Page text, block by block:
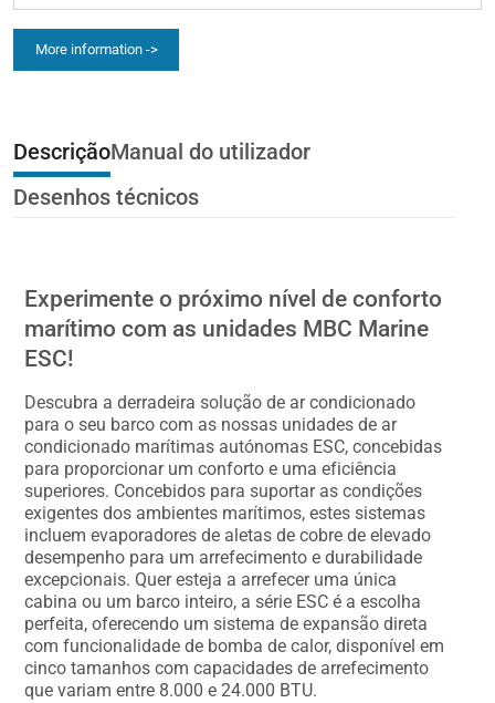
More information ->
DescriçãoManual do utilizador
Desenhos técnicos
Experimente o próximo nível de conforto
marítimo com as unidades MBC Marine
ESC!
Descubra a derradeira solução de ar condicionado
para o seu barco com as nossas unidades de ar
condicionado marítimas autónomas ESC, concebidas
para proporcionar um conforto e uma eficiência
superiores. Concebidos para suportar as condições
exigentes dos ambientes marítimos, estes sistemas
incluem evaporadores de aletas de cobre de elevado
desempenho para um arrefecimento e durabilidade
excepcionais. Quer esteja a arrefecer uma única
cabina ou um barco inteiro, a série ESC é a escolha
perfeita, oferecendo um sistema de expansão direta
com funcionalidade de bomba de calor, disponível em
cinco tamanhos com capacidades de arrefecimento
que variam entre 8.000 e 24.000 BTU.